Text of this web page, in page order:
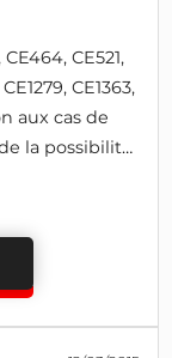
CE521,
CE1363,
la possibilité